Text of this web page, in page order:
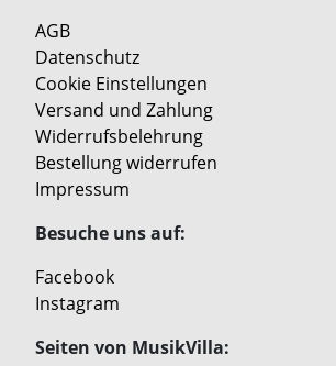
AGB
Datenschutz
Cookie Einstellungen
Versand und Zahlung
Widerrufsbelehrung
Bestellung widerrufen
Impressum
Besuche uns auf:
Facebook
Instagram
Seiten von MusikVilla: